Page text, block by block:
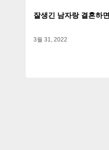
잘생긴 남자랑 결혼하
3월 31, 2022